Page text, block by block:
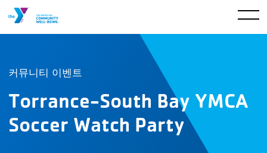
커뮤니티 이벤트
Torrance-South Bay YMCA
Soccer Watch Party